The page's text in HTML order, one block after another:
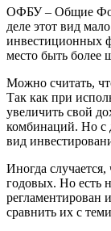
ОФБУ – Общие
деле этот вид
инвестиционных
место быть более
Можно считать,
Так как при
увеличить свой
комбинаций. Но с
вид
Иногда
годовых. Но есть
регламентирован
сравнить их с